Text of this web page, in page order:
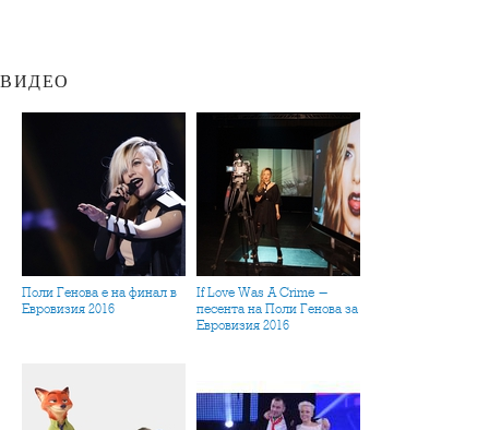
ВИДЕО
Поли Генова е на финал в
Евровизия 2016
If Love Was A Crime -
песента на Поли Генова за
Евровизия 2016